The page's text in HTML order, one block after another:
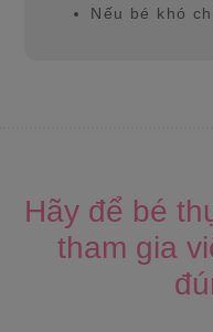
Nếu bé khó
Hãy để bé
tham gia